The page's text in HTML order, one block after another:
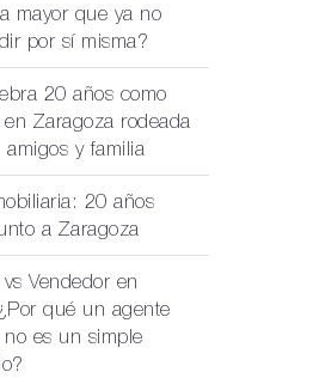
mayor que ya no
por sí misma?
20 años como
Zaragoza rodeada
y familia
20 años
a Zaragoza
Vendedor en
qué un agente
no es un simple